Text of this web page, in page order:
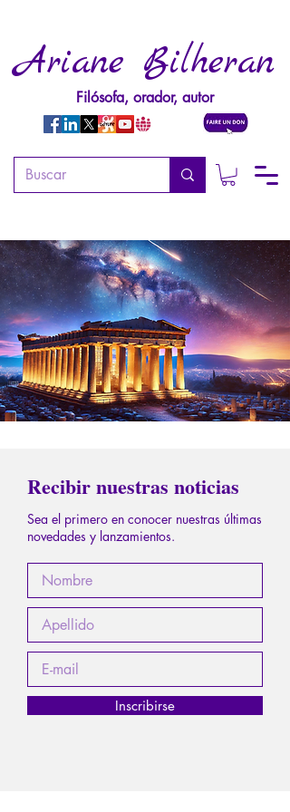
Ariane Bilheran
Filósofa, orador, autor
Recibir nuestras noticias
Sea el primero en conocer nuestras últimas
novedades y lanzamientos.
Inscribirse